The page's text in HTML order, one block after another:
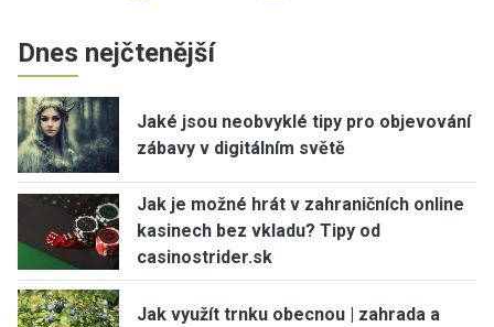
Dnes nejčtenější
Jaké jsou neobvyklé tipy pro objevování
zábavy v digitálním světě
Jak je možné hrát v zahraničních online
kasinech bez vkladu? Tipy od
casinostrider.sk
Jak využít trnku obecnou | zahrada a